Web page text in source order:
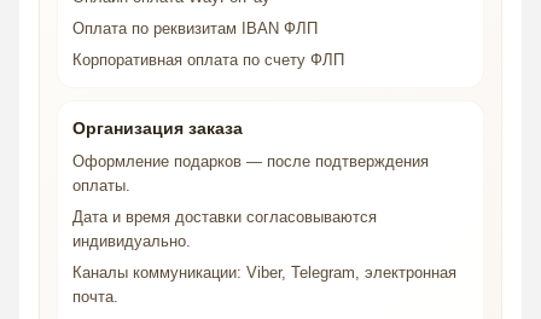
Оплата по реквизитам IBAN ФЛП
Корпоративная оплата по счету ФЛП
Организация заказа
Оформление подарков — после подтверждения
оплаты.
Дата и время доставки согласовываются
индивидуально.
Каналы коммуникации: Viber, Telegram, электронная
почта.